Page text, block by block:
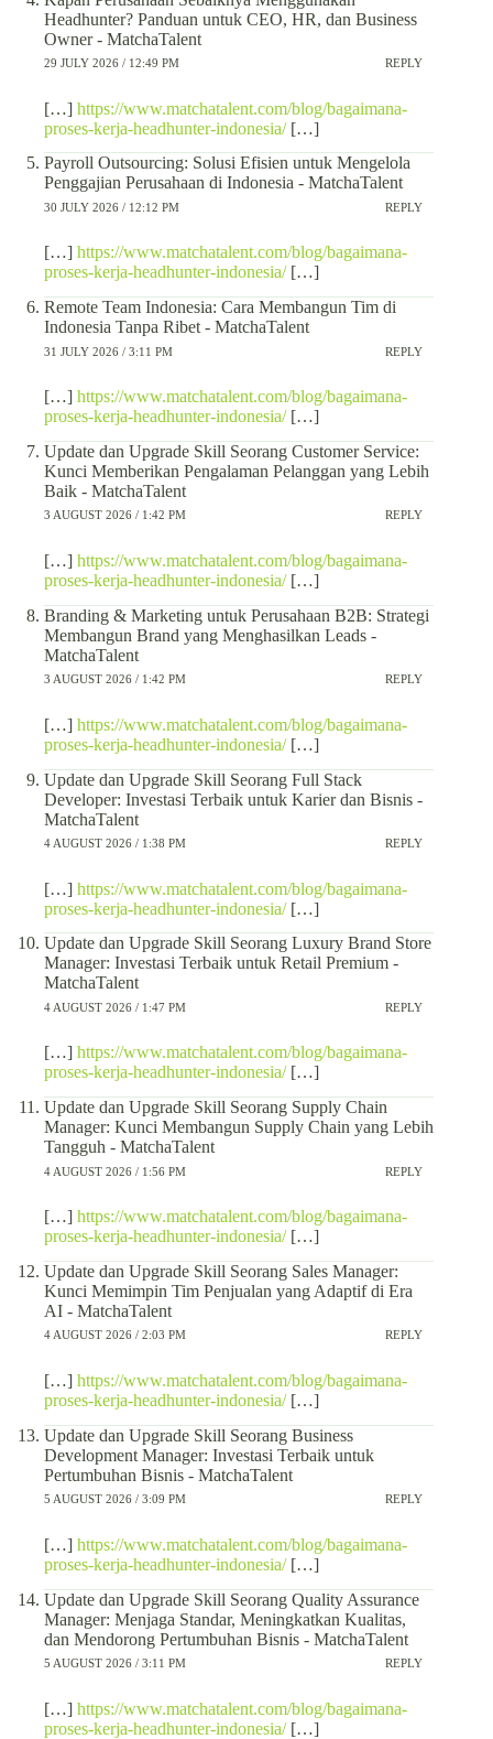
Headhunter? Panduan untuk CEO, HR, dan Business
Owner - MatchaTalent
29 JULY 2026 / 12:49 PM REPLY
[…] https://www.matchatalent.com/blog/bagaimana-
proses-kerja-headhunter-indonesia/[…]
Payroll Outsourcing: Solusi Efisien untuk Mengelola
Penggajian Perusahaan di Indonesia - MatchaTalent
30 JULY 2026 / 12:12 PM REPLY
[…] https://www.matchatalent.com/blog/bagaimana-
proses-kerja-headhunter-indonesia/[…]
Remote Team Indonesia: Cara Membangun Tim di
Indonesia Tanpa Ribet - MatchaTalent
31 JULY 2026 / 3:11 PM REPLY
[…] https://www.matchatalent.com/blog/bagaimana-
proses-kerja-headhunter-indonesia/[…]
Update dan Upgrade Skill Seorang Customer Service:
Kunci Memberikan Pengalaman Pelanggan yang Lebih
Baik - MatchaTalent
3 AUGUST 2026 / 1:42 PM REPLY
[…] https://www.matchatalent.com/blog/bagaimana-
proses-kerja-headhunter-indonesia/[…]
Branding & Marketing untuk Perusahaan B2B: Strategi
Membangun Brand yang Menghasilkan Leads -
MatchaTalent
3 AUGUST 2026 / 1:42 PM REPLY
[…] https://www.matchatalent.com/blog/bagaimana-
proses-kerja-headhunter-indonesia/[…]
Update dan Upgrade Skill Seorang Full Stack
Developer: Investasi Terbaik untuk Karier dan Bisnis -
MatchaTalent
4 AUGUST 2026 / 1:38 PM REPLY
[…] https://www.matchatalent.com/blog/bagaimana-
proses-kerja-headhunter-indonesia/[…]
Update dan Upgrade Skill Seorang Luxury Brand Store
Manager: Investasi Terbaik untuk Retail Premium -
MatchaTalent
4 AUGUST 2026 / 1:47 PM REPLY
[…] https://www.matchatalent.com/blog/bagaimana-
proses-kerja-headhunter-indonesia/[…]
Update dan Upgrade Skill Seorang Supply Chain
Manager: Kunci Membangun Supply Chain yang Lebih
Tangguh - MatchaTalent
4 AUGUST 2026 / 1:56 PM REPLY
[…] https://www.matchatalent.com/blog/bagaimana-
proses-kerja-headhunter-indonesia/[…]
Update dan Upgrade Skill Seorang Sales Manager:
Kunci Memimpin Tim Penjualan yang Adaptif di Era
AI - MatchaTalent
4 AUGUST 2026 / 2:03 PM REPLY
[…] https://www.matchatalent.com/blog/bagaimana-
proses-kerja-headhunter-indonesia/[…]
Update dan Upgrade Skill Seorang Business
Development Manager: Investasi Terbaik untuk
Pertumbuhan Bisnis - MatchaTalent
5 AUGUST 2026 / 3:09 PM REPLY
[…] https://www.matchatalent.com/blog/bagaimana-
proses-kerja-headhunter-indonesia/[…]
Update dan Upgrade Skill Seorang Quality Assurance
Manager: Menjaga Standar, Meningkatkan Kualitas,
dan Mendorong Pertumbuhan Bisnis - MatchaTalent
5 AUGUST 2026 / 3:11 PM REPLY
[…] https://www.matchatalent.com/blog/bagaimana-
proses-kerja-headhunter-indonesia/[…]